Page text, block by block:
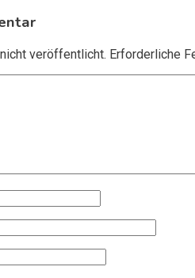
veröffentlicht. Erforderliche